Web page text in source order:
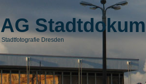
AG
Stadtfotografie Dresden